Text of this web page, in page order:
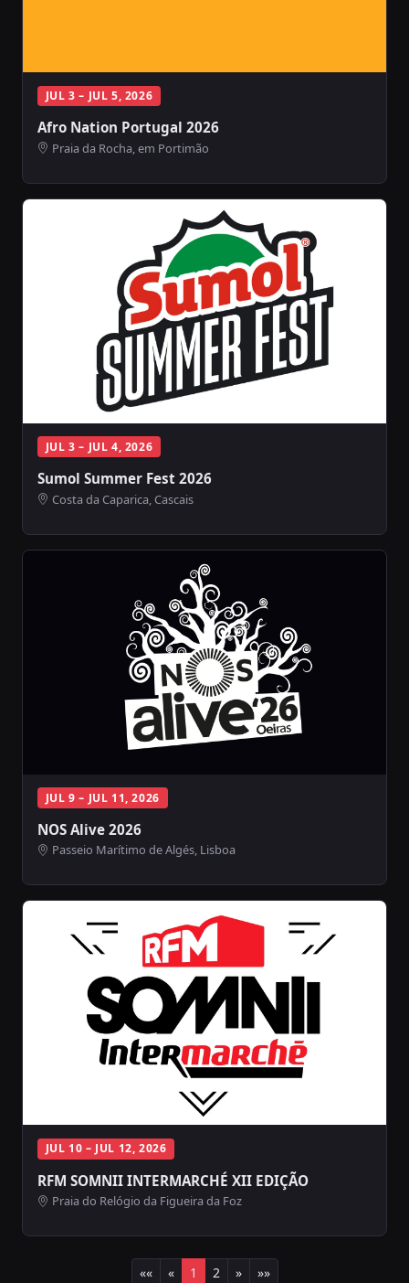
JUL 3 – JUL 5, 2026
Afro Nation Portugal 2026
Praia da Rocha, em Portimão
JUL 3 – JUL 4, 2026
Sumol Summer Fest 2026
Costa da Caparica, Cascais
JUL 9 – JUL 11, 2026
NOS Alive 2026
Passeio Marítimo de Algés, Lisboa
JUL 10 – JUL 12, 2026
RFM SOMNII INTERMARCHÉ XII EDIÇÃO
Praia do Relógio da Figueira da Foz
«« « 1 2 »
»»